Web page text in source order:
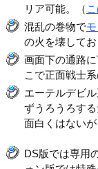
リア可能。（
混乱の巻物で
の火を壊してお
画面下の通路に
こで正面戦士
エーテルデビ
ずうろうろす
面白くはない
DS版では専用